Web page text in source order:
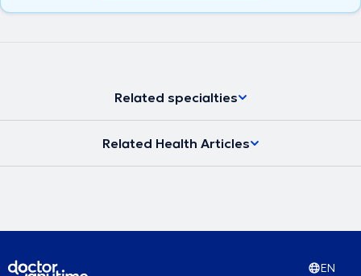
Related specialties
Related Health Articles
EN